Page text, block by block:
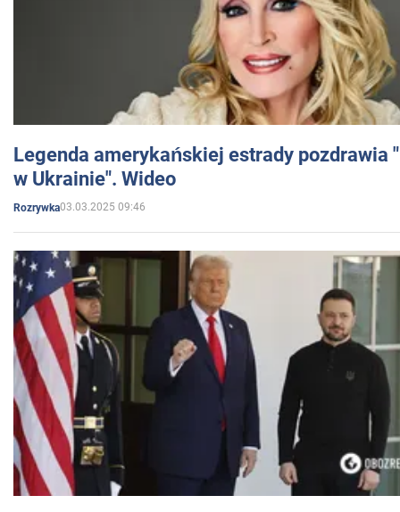
Legenda amerykańskiej estrady pozdrawia
w Ukrainie". Wideo
Rozrywka03.03.2025 09:46